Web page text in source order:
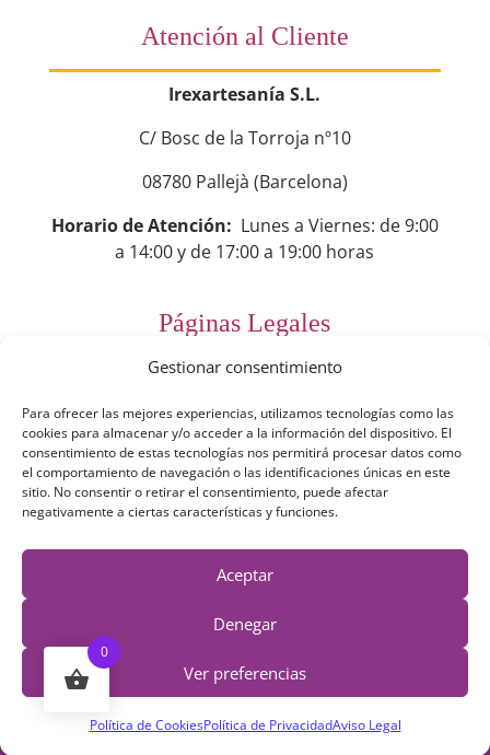
Gestionar consentimiento
Para ofrecer las mejores experiencias, utilizamos tecnologías como las
cookies para almacenar y/o acceder a la información del dispositivo. El
consentimiento de estas tecnologías nos permitirá procesar datos como
el comportamiento de navegación o las identificaciones únicas en este
sitio. No consentir o retirar el consentimiento, puede afectar
negativamente a ciertas características y funciones.
Aceptar
Denegar
Ver preferencias
Política de CookiesPolítica de PrivacidadAviso Legal
Atención al Cliente
Irexartesanía S.L.
C/ Bosc de la Torroja nº10
08780 Pallejà (Barcelona)
Horario de Atención: Lunes a Viernes: de 9:00
a 14:00 y de 17:00 a 19:00 horas
Páginas Legales
Preguntas Frecuentes
Aviso Legal
Política de Privacidad
Política de Cookies
Términos y Condiciones
© 2019 - 2026 Irexartesanía | Todos los derechos reservados |
0